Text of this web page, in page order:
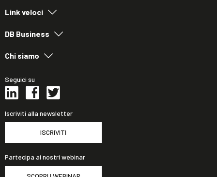
Link veloci
DB Business
Chi siamo
Seguici su
Iscriviti alla newsletter
ISCRIVITI
Partecipa ai nostri webinar